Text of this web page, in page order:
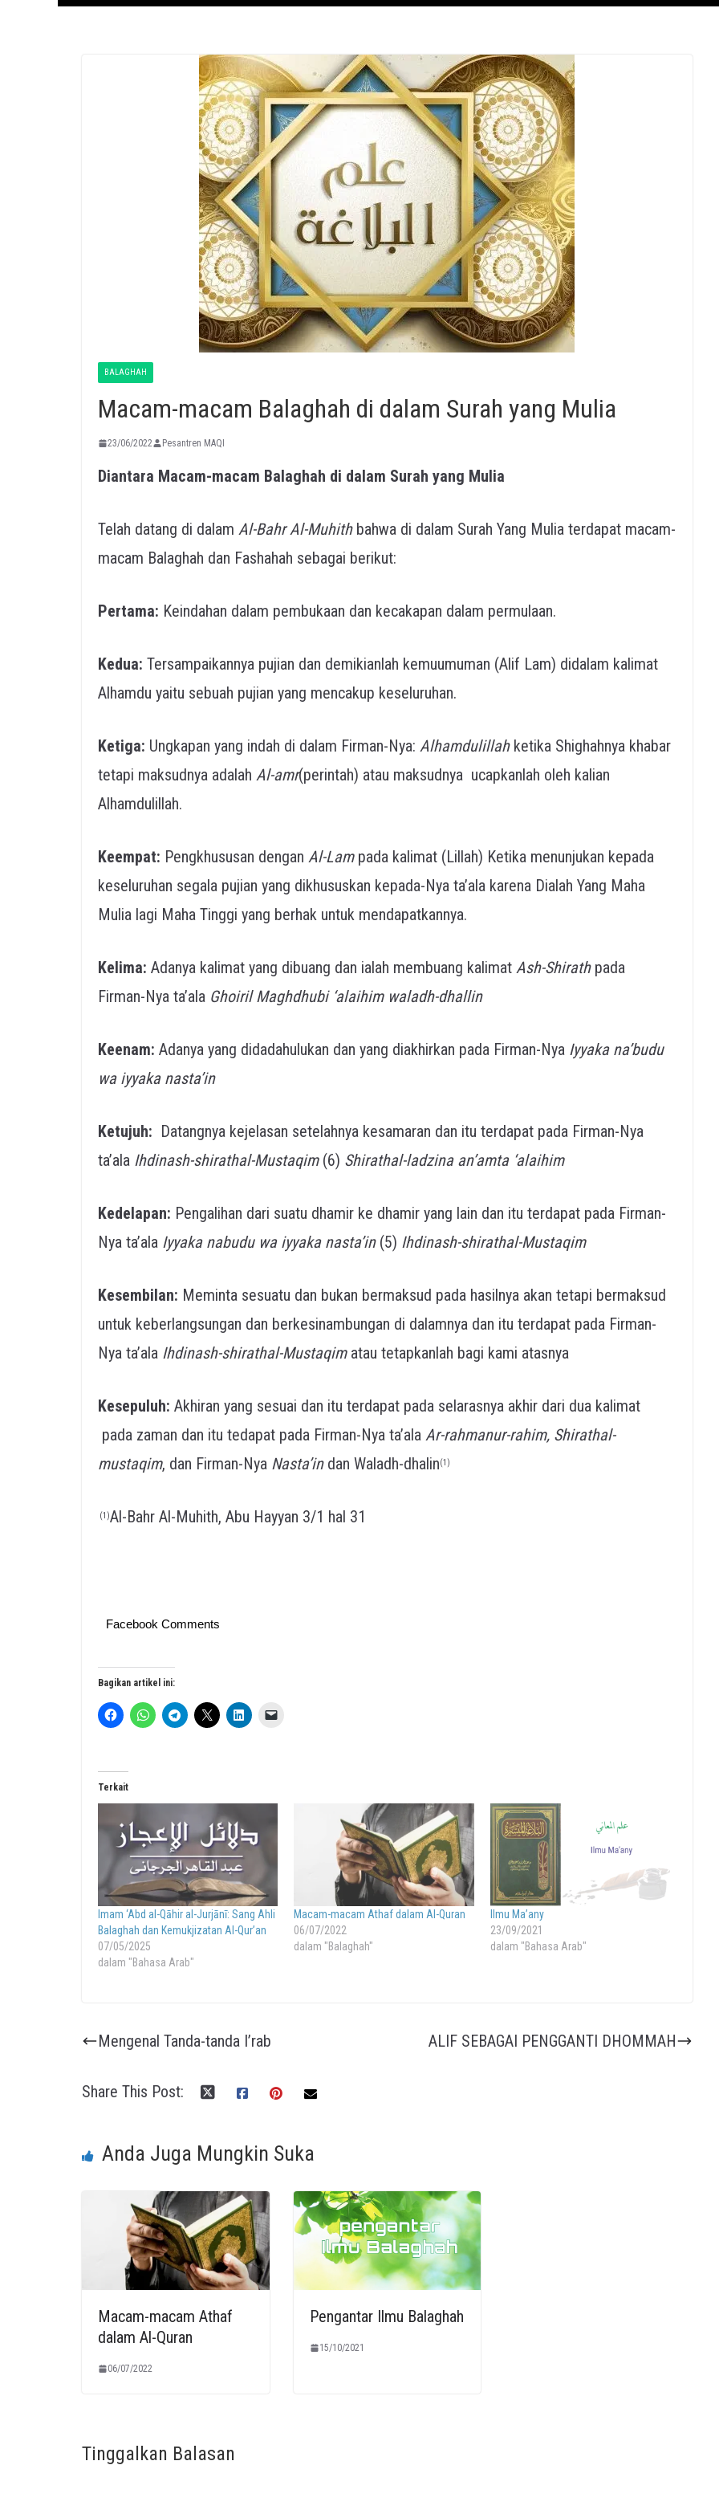
BALAGHAH
Macam-macam Balaghah di dalam Surah yang Mulia
23/06/2022 Pesantren MAQI
Diantara Macam-macam Balaghah di dalam Surah yang Mulia
Telah datang di dalam Al-Bahr Al-Muhithbahwa di dalam Surah Yang Mulia terdapat macam-
macam Balaghah dan Fashahah sebagai berikut:
Pertama: Keindahan dalam pembukaan dan kecakapan dalam permulaan.
Kedua: Tersampaikannya pujian dan demikianlah kemuumuman (Alif Lam) didalam kalimat
Alhamdu yaitu sebuah pujian yang mencakup keseluruhan.
Ketiga: Ungkapan yang indah di dalam Firman-Nya: Alhamdulillah ketika Shighahnya khabar
tetapi maksudnya adalah Al-amr(perintah) atau maksudnya ucapkanlah oleh kalian
Alhamdulillah.
Keempat: Pengkhususan dengan Al-Lam pada kalimat (Lillah) Ketika menunjukan kepada
keseluruhan segala pujian yang dikhususkan kepada-Nya ta’ala karena Dialah Yang Maha
Mulia lagi Maha Tinggi yang berhak untuk mendapatkannya.
Kelima: Adanya kalimat yang dibuang dan ialah membuang kalimat Ash-Shirath pada
Firman-Nya ta’ala Ghoiril Maghdhubi ‘alaihim waladh-dhallin
Keenam: Adanya yang didadahulukan dan yang diakhirkan pada Firman-Nya Iyyaka na’budu
wa iyyaka nasta’in
Ketujuh: Datangnya kejelasan setelahnya kesamaran dan itu terdapat pada Firman-Nya
ta’ala Ihdinash-shirathal-Mustaqim (6) Shirathal-ladzina an’amta ‘alaihim
Kedelapan: Pengalihan dari suatu dhamir ke dhamir yang lain dan itu terdapat pada Firman-
Nya ta’ala Iyyaka nabudu wa iyyaka nasta’in(5) Ihdinash-shirathal-Mustaqim
Kesembilan: Meminta sesuatu dan bukan bermaksud pada hasilnya akan tetapi bermaksud
untuk keberlangsungan dan berkesinambungan di dalamnya dan itu terdapat pada Firman-
Nya ta’ala Ihdinash-shirathal-Mustaqim atau tetapkanlah bagi kami atasnya
Kesepuluh: Akhiran yang sesuai dan itu terdapat pada selarasnya akhir dari dua kalimat
pada zaman dan itu tedapat pada Firman-Nya ta’ala Ar-rahmanur-rahim, Shirathal-
mustaqim, dan Firman-Nya Nasta’indan Waladh-dhalin(1)
(1)Al-Bahr Al-Muhith, Abu Hayyan 3/1 hal 31
Facebook Comments
Bagikan artikel ini:
Terkait
Imam ‘Abd al-Qāhir al-Jurjānī: Sang Ahli
Balaghah dan Kemukjizatan Al-Qur’an
07/05/2025
dalam "Bahasa Arab"
Macam-macam Athaf dalam Al-Quran
06/07/2022
dalam "Balaghah"
Ilmu Ma’any
23/09/2021
dalam "Bahasa Arab"
Mengenal Tanda-tanda I’rab ALIF SEBAGAI PENGGANTI DHOMMAH
Share This Post:
Anda Juga Mungkin Suka
Macam-macam Athaf
dalam Al-Quran
06/07/2022
Pengantar Ilmu Balaghah
15/10/2021
Tinggalkan Balasan